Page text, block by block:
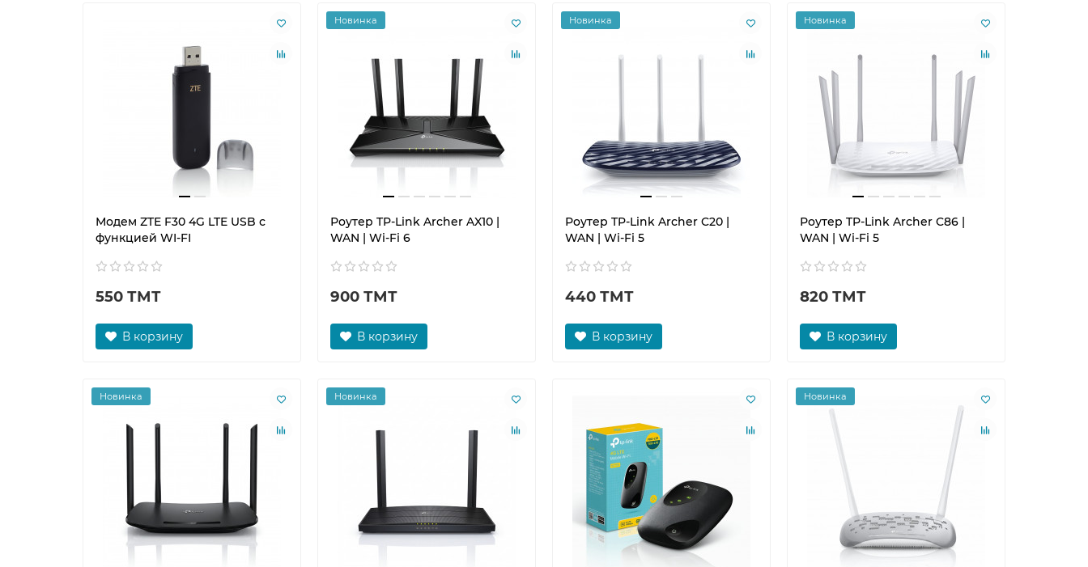
Модем ZTE F30 4G LTE USB с
функцией WI-FI
550 ТМТ
В корзину
Новинка
Роутер TP-Link Archer AX10 |
WAN | Wi-Fi 6
900 ТМТ
В корзину
Новинка
Роутер TP-Link Archer C20 |
WAN | Wi-Fi 5
440 ТМТ
В корзину
Новинка
Роутер TP-Link Archer C86 |
WAN | Wi-Fi 5
820 ТМТ
В корзину
Новинка Новинка Новинка